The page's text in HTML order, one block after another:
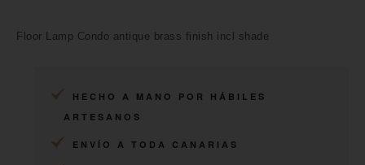
Floor Lamp Condo antique brass finish incl shade
HECHO A MANO POR HÁBILES
ARTESANOS
ENVÍO A TODA CANARIAS